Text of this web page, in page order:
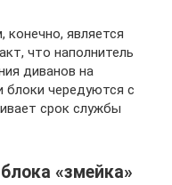
является
что наполнитель
диванов на
блоки чередуются с
срок службы
«змейка»